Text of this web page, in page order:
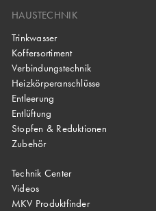
HAUSTECHNIK
Trinkwasser
Koffersortiment
Verbindungstechnik
Heizkörperanschlüsse
Entleerung
Entlüftung
Stopfen & Reduktionen
Zubehör
Technik Center
Videos
MKV Produktfinder